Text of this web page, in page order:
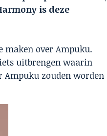
is deze
over Ampuku.
uitbrengen waarin
zouden worden